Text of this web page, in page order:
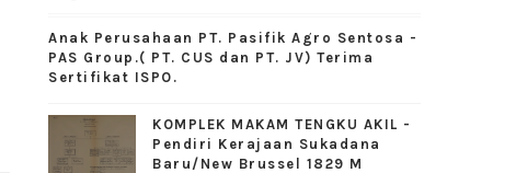
Anak Perusahaan PT. Pasifik Agro Sentosa -
PAS Group.( PT. CUS dan PT. JV) Terima
Sertifikat ISPO.
KOMPLEK MAKAM TENGKU AKIL -
Pendiri Kerajaan Sukadana
Baru/New Brussel 1829 M